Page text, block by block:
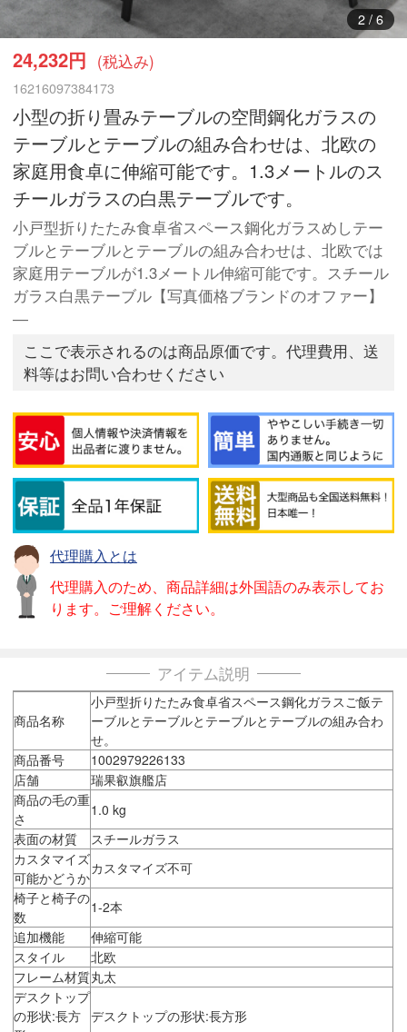
3/6
24,232円 (税込み)
16216097384173
小型の折り畳みテーブルの空間鋼化ガラスの
テーブルとテーブルの組み合わせは、北欧の
家庭用食卓に伸縮可能です。1.3メートルのス
チールガラスの白黒テーブルです。
小戸型折りたたみ食卓省スペース鋼化ガラスめしテー
ブルとテーブルとテーブルの組み合わせは、北欧では
家庭用テーブルが1.3メートル伸縮可能です。スチール
ガラス白黒テーブル【写真価格ブランドのオファー】
―
ここで表示されるのは商品原価です。代理費用、送
料等はお問い合わせください
代理購入とは
代理購入のため、商品詳細は外国語のみ表示してお
ります。ご理解ください。
アイテム説明
商品名称
小戸型折りたたみ食卓省スペース鋼化ガラスご飯テ
ーブルとテーブルとテーブルとテーブルの組み合わ
せ。
商品番号
1002979226133
店舗
瑞果叡旗艦店
商品の毛の重
さ
1.0 kg
表面の材質
スチールガラス
カスタマイズ
可能かどうか
カスタマイズ不可
椅子と椅子の
数
1-2本
追加機能
伸縮可能
スタイル
北欧
フレーム材質丸太
デスクトップ
の形状:長方 デスクトップの形状:長方形